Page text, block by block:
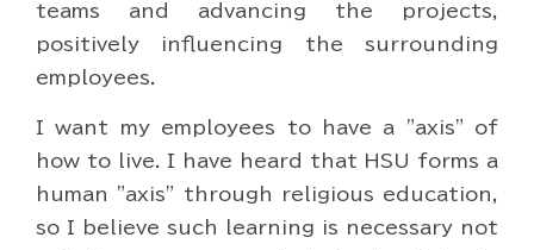
teams and advancing the projects,
positively influencing the surrounding
employees.
I want my employees to have a "axis" of
how to live. I have heard that HSU forms a
human "axis" through religious education,
so I believe such learning is necessary not